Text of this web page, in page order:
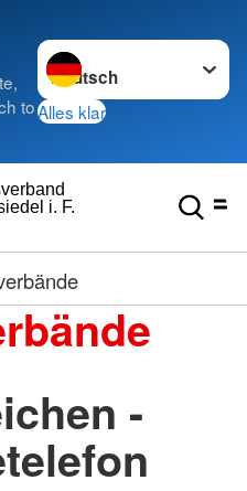
to
Sprache wechseln zu
Alles klar
i. F.
-